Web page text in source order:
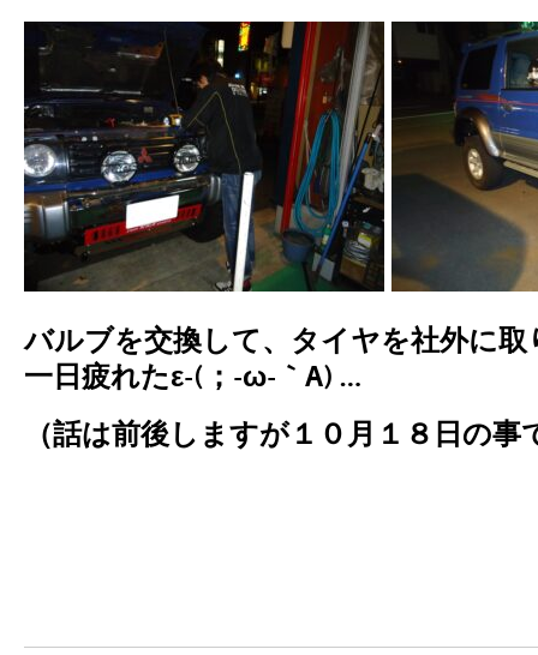
バルブを交換して、タイヤを社外に
一日疲れたε-(；-ω-｀A) …
（話は前後しますが１０月１８日の事